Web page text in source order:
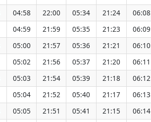
04:58 22:00 05:34 21:24 06:08
04:59 21:59 05:35 21:23 06:09
05:00 21:57 05:36 21:21 06:10
05:02 21:56 05:37 21:20 06:11
05:03 21:54 05:39 21:18 06:12
05:04 21:52 05:40 21:17 06:13
05:05 21:51 05:41 21:15 06:14